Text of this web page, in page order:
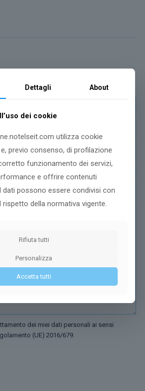
dei miei dati personali ai sensi
(UE) 2016/679.
Dettagli About
dei cookie
utilizza cookie
previo consenso, di profilazione
funzionamento dei servizi,
e offrire contenuti
dati possono essere condivisi con
della normativa vigente.
Rifiuta tutti
Personalizza
Accetta tutti